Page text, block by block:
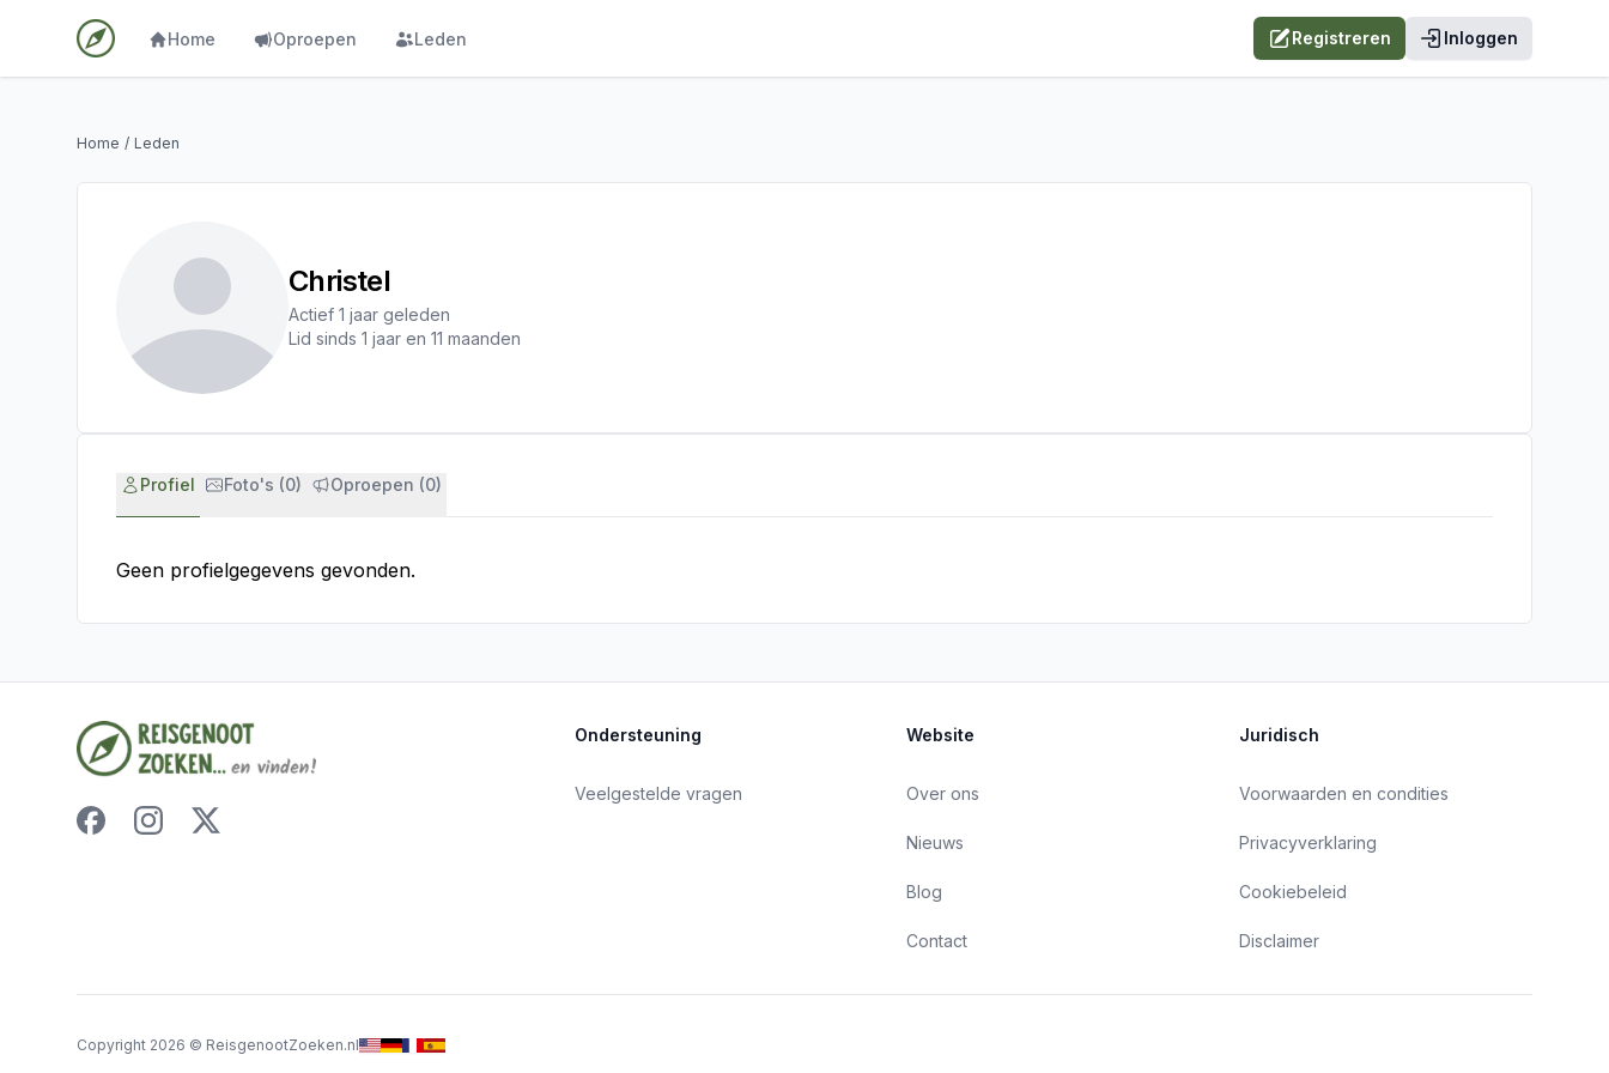
Home Oproepen Leden Registreren Inloggen
Home / Leden
Christel
Actief 1 jaar geleden
Lid sinds 1 jaar en 11 maanden
Profiel Foto's (0) Oproepen (0)
Geen profielgegevens gevonden.
Ondersteuning
Veelgestelde vragen
Website
Over ons
Nieuws
Blog
Contact
Juridisch
Voorwaarden en condities
Privacyverklaring
Cookiebeleid
Disclaimer
Copyright 2026 © ReisgenootZoeken.nl